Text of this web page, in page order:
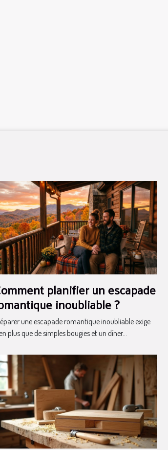
planifier un escapade
inoubliable ?
une escapade romantique inoubliable exige
plus que de simples bougies et un dîner...